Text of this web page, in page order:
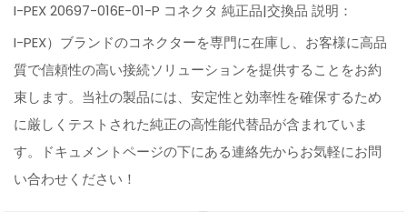
I-PEX 20697-016E-01-P コネクタ 純正品|交換品 説明：
I-PEX）ブランドのコネクターを専門に在庫し、お客様に高品
質で信頼性の高い接続ソリューションを提供することをお約
束します。当社の製品には、安定性と効率性を確保するため
に厳しくテストされた純正の高性能代替品が含まれていま
す。ドキュメントページの下にある連絡先からお気軽にお問
い合わせください！